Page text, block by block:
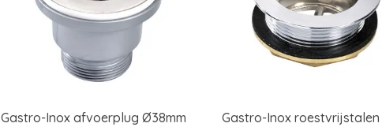
Gastro-Inox afvoerplug Ø38mm
Gastro-Inox roestvrijstalen